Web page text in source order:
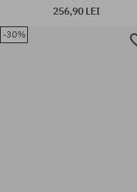
Mărimi existente:
256,90 LEI
-30%